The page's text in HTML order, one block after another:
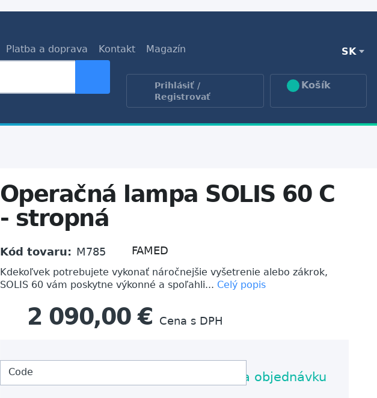
Platba a doprava Kontakt Magazín SK
Prihlásiť /
Registrovať
Košík
Operačná lampa SOLIS 60 C
- stropná
Kód tovaru: M785 FAMED
Kdekoľvek potrebujete vykonať náročnejšie vyšetrenie alebo zákrok,
SOLIS 60 vám poskytne výkonné a spoľahli... Celý popis
2 090,00 € Cena s DPH
Na objednávku
Code